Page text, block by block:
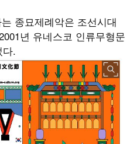
종묘제례악은 조선시대
년 유네스코 인류무형문
다.